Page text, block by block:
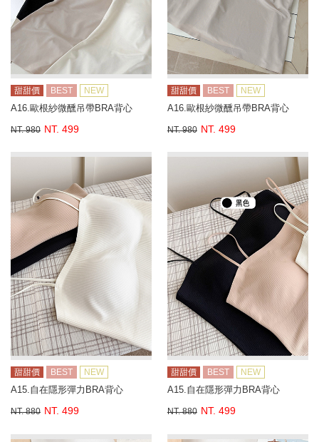
甜甜價 BEST NEW
A16.歐根紗微醺吊帶BRA背心
NT. 980 NT. 499
甜甜價 BEST NEW
A16.歐根紗微醺吊帶BRA背心
NT. 980 NT. 499
甜甜價 BEST NEW
A15.自在隱形彈力BRA背心
NT. 880 NT. 499
甜甜價 BEST NEW
A15.自在隱形彈力BRA背心
NT. 880 NT. 499